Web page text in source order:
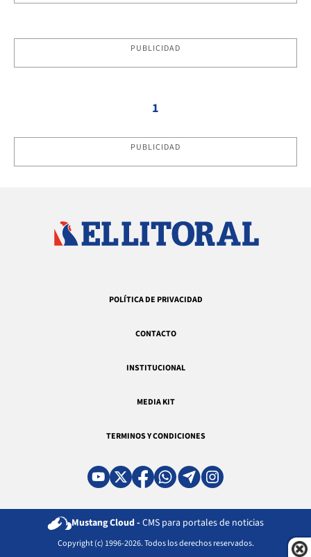
PUBLICIDAD
1
PUBLICIDAD
POLÍTICA DE PRIVACIDAD
CONTACTO
INSTITUCIONAL
MEDIA KIT
TERMINOS Y CONDICIONES
Mustang Cloud - CMS para portales de noticias
Copyright (c) 1996-2026. Todos los derechos reservados.